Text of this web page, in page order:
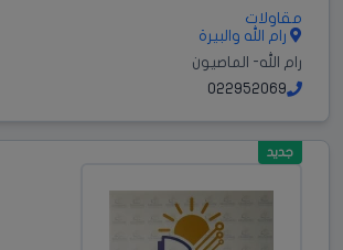
مقاولات
رام الله والبيرة
رام الله- الماصيون
022952069
جديد